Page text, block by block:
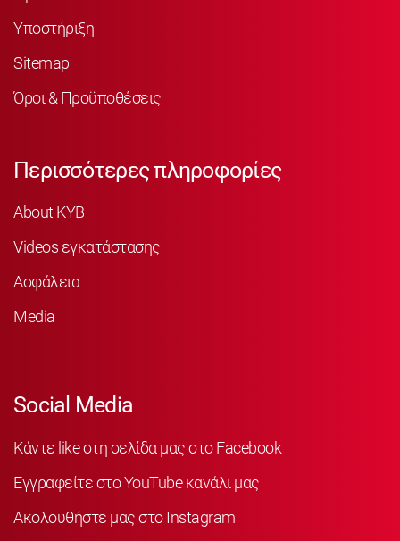
Υποστήριξη
Sitemap
Όροι & Προϋποθέσεις
Περισσότερες πληροφορίες
About KYB
Videos εγκατάστασης
Ασφάλεια
Media
Social Media
Κάντε like στη σελίδα μας στο Facebook
Εγγραφείτε στο YouTube κανάλι μας
Ακολουθήστε μας στο Instagram